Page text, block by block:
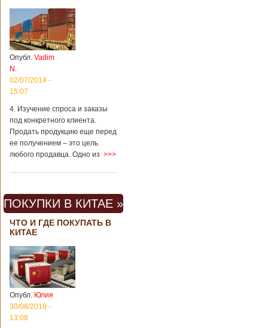
Опубл. Vadim
N.
02/07/2014 -
15:07
4. Изучение спроса и заказы
под конкретного клиента.
Продать продукцию еще перед
ее получением – это цель
любого продавца. Одно из >>>
ПОКУПКИ В КИТАЕ »
ЧТО И ГДЕ ПОКУПАТЬ В
КИТАЕ
Опубл. Юлия
30/08/2018 -
13:08